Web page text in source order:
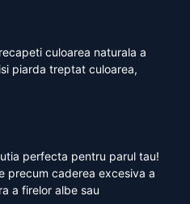
culoarea naturala a
piarda treptat culoarea,
perfecta pentru parul tau!
precum caderea excesiva a
a firelor albe sau